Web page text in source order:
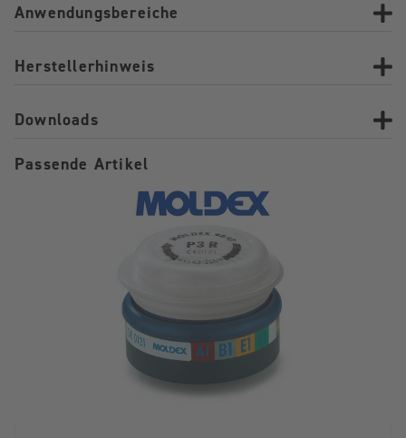
Anwendungsbereiche
Herstellerhinweis
Downloads
Passende Artikel